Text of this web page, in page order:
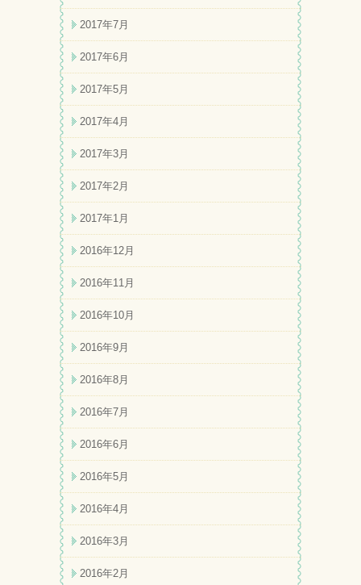
2017年7月
2017年6月
2017年5月
2017年4月
2017年3月
2017年2月
2017年1月
2016年12月
2016年11月
2016年10月
2016年9月
2016年8月
2016年7月
2016年6月
2016年5月
2016年4月
2016年3月
2016年2月